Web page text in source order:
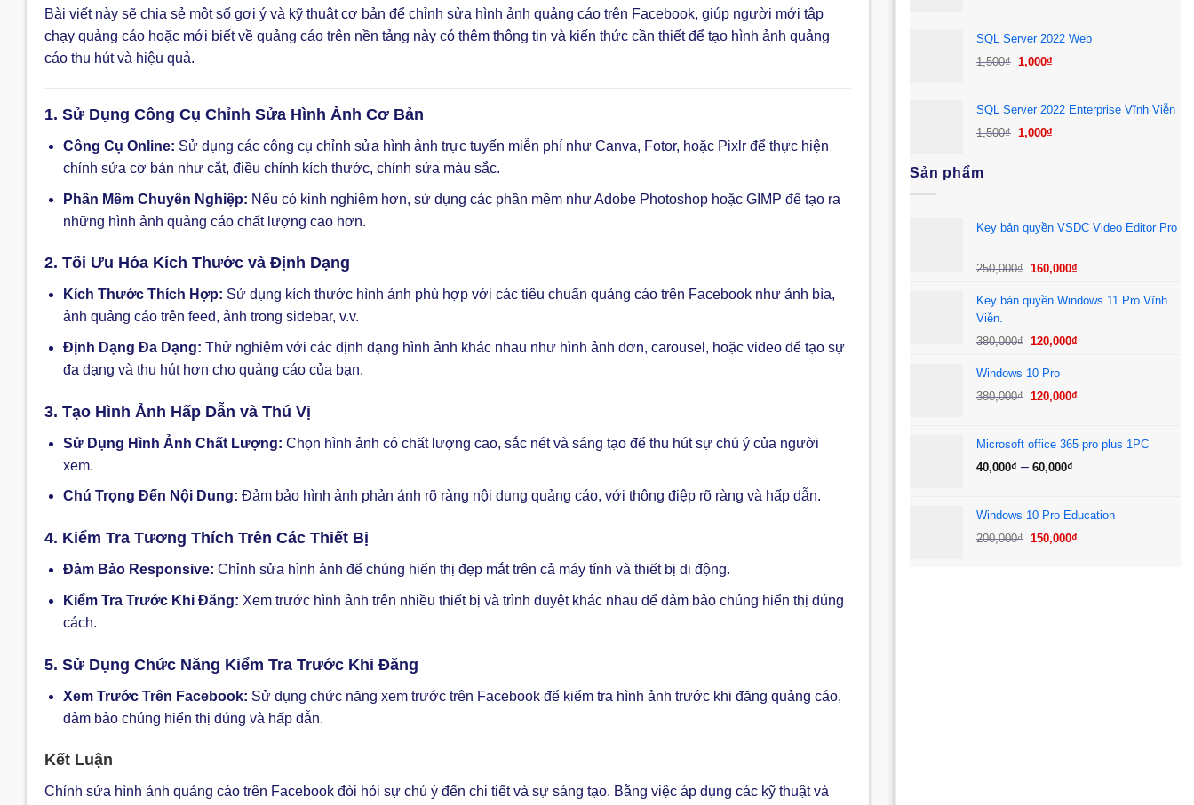
Bài viết này sẽ chia sẻ một số gợi ý và kỹ thuật cơ bản để chỉnh sửa hình ảnh quảng cáo trên Facebook, giúp người mới tập
chạy quảng cáo hoặc mới biết về quảng cáo trên nền tảng này có thêm thông tin và kiến thức cần thiết để tạo hình ảnh quảng
cáo thu hút và hiệu quả.
1. Sử Dụng Công Cụ Chỉnh Sửa Hình Ảnh Cơ Bản
Công Cụ Online: Sử dụng các công cụ chỉnh sửa hình ảnh trực tuyến miễn phí như Canva, Fotor, hoặc Pixlr để thực hiện
chỉnh sửa cơ bản như cắt, điều chỉnh kích thước, chỉnh sửa màu sắc.
Phần Mềm Chuyên Nghiệp: Nếu có kinh nghiệm hơn, sử dụng các phần mềm như Adobe Photoshop hoặc GIMP để tạo ra
những hình ảnh quảng cáo chất lượng cao hơn.
2. Tối Ưu Hóa Kích Thước và Định Dạng
Kích Thước Thích Hợp: Sử dụng kích thước hình ảnh phù hợp với các tiêu chuẩn quảng cáo trên Facebook như ảnh bìa,
ảnh quảng cáo trên feed, ảnh trong sidebar, v.v.
Định Dạng Đa Dạng: Thử nghiệm với các định dạng hình ảnh khác nhau như hình ảnh đơn, carousel, hoặc video để tạo sự
đa dạng và thu hút hơn cho quảng cáo của bạn.
3. Tạo Hình Ảnh Hấp Dẫn và Thú Vị
Sử Dụng Hình Ảnh Chất Lượng: Chọn hình ảnh có chất lượng cao, sắc nét và sáng tạo để thu hút sự chú ý của người
xem.
Chú Trọng Đến Nội Dung: Đảm bảo hình ảnh phản ánh rõ ràng nội dung quảng cáo, với thông điệp rõ ràng và hấp dẫn.
4. Kiểm Tra Tương Thích Trên Các Thiết Bị
Đảm Bảo Responsive: Chỉnh sửa hình ảnh để chúng hiển thị đẹp mắt trên cả máy tính và thiết bị di động.
Kiểm Tra Trước Khi Đăng: Xem trước hình ảnh trên nhiều thiết bị và trình duyệt khác nhau để đảm bảo chúng hiển thị đúng
cách.
5. Sử Dụng Chức Năng Kiểm Tra Trước Khi Đăng
Xem Trước Trên Facebook: Sử dụng chức năng xem trước trên Facebook để kiểm tra hình ảnh trước khi đăng quảng cáo,
đảm bảo chúng hiển thị đúng và hấp dẫn.
Kết Luận
Chỉnh sửa hình ảnh quảng cáo trên Facebook đòi hỏi sự chú ý đến chi tiết và sự sáng tạo. Bằng việc áp dụng các kỹ thuật và
1,500₫.
là:
1,000₫.
SQL Server 2022 Web
1,500₫ Giá
1,500₫.
1,000₫Giá
là:
1,000₫.
SQL Server 2022 Enterprise Vĩnh Viễn
1,500₫ Giá
1,000₫Giá
Sản phẩm
Key bản quyền VSDC Video Editor Pro
.
250,000₫ Giá
là:
160,000₫Giá
tại
160,000₫.
Key bản quyền Windows 11 Pro Vĩnh
Viễn.
380,000₫ Giá
là:
380,000₫.
120,000₫Giá
là:
Windows 10 Pro
380,000₫ Giá
380,000₫.
120,000₫Giá
là:
Microsoft office 365 pro plus 1PC
40,000₫ – 60,000₫
40,000₫
đến
Windows 10 Pro Education
200,000₫ Giá
150,000₫Giá